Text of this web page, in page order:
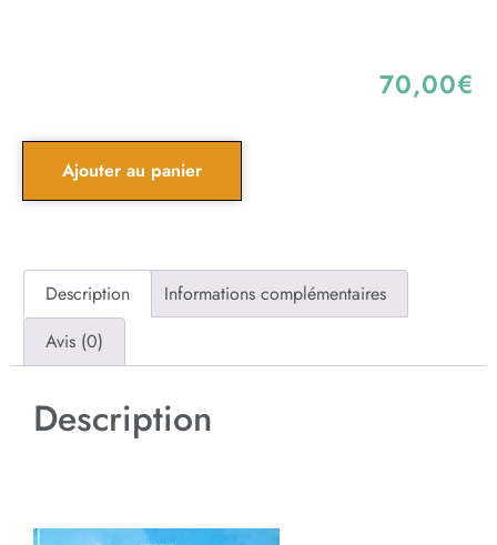
70,00€
Ajouter au panier
Description
Informations complémentaires
Avis (0)
Description